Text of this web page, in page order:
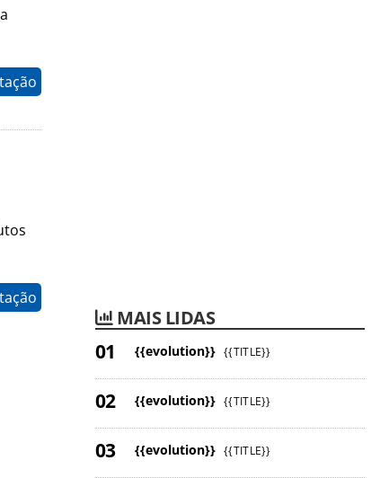
MAIS LIDAS
{{evolution}} {{TITLE}}
{{evolution}} {{TITLE}}
{{evolution}} {{TITLE}}